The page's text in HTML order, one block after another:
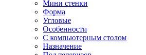
Мини стенки
Форма
Угловые
Особенности
С компьютерным столом
Назначение